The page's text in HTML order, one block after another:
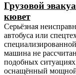
Грузовой
кювет
Серьёзная
автобуса или
машина не
подобных ситуациях
оснащённый мощной